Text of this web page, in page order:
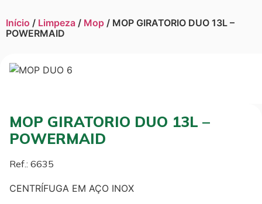
Início / Limpeza / Mop / MOP GIRATORIO DUO 13L –
POWERMAID
MOP GIRATORIO DUO 13L –
POWERMAID
Ref.: 6635
CENTRÍFUGA EM AÇO INOX